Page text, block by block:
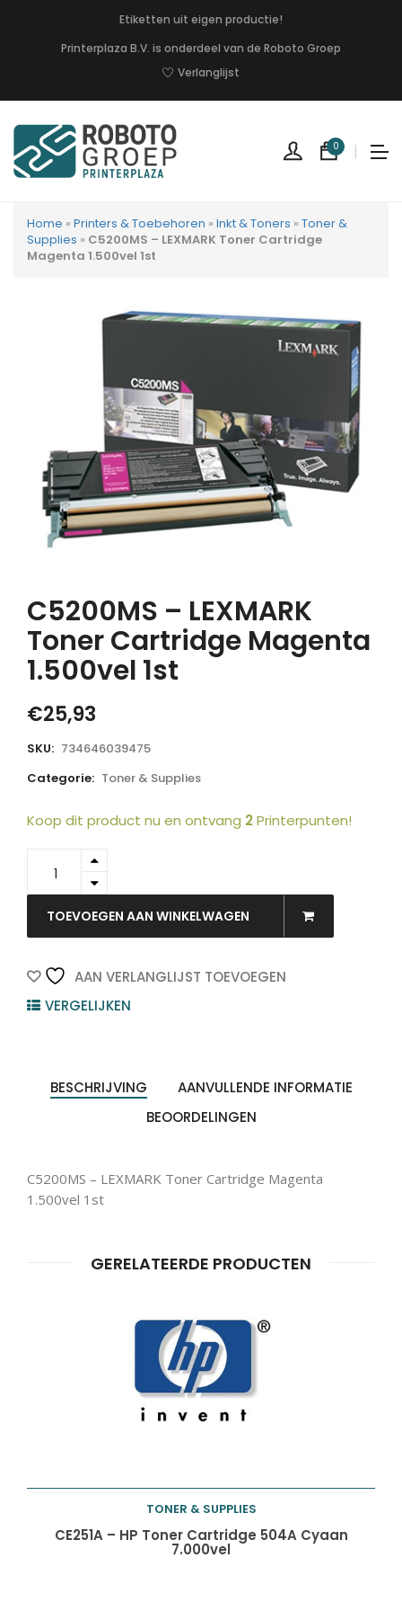
Etiketten uit eigen productie!
Printerplaza B.V. is onderdeel van de Roboto Groep
Verlanglijst
0
Geen
in
uw
Home » Printers & Toebehoren » Inkt & Toners » Toner &
Supplies » C5200MS – LEXMARK Toner Cartridge
Magenta 1.500vel 1st
C5200MS – LEXMARK
Toner Cartridge Magenta
1.500vel 1st
€25,93
SKU: 734646039475
Categorie: Toner & Supplies
Koop dit product nu en ontvang 2Printerpunten!
LEXMARK
Toner
Cartridge
1.500vel
quantity
TOEVOEGEN AAN WINKELWAGEN
AAN VERLANGLIJST TOEVOEGEN
VERGELIJKEN
BESCHRIJVING
AANVULLENDE INFORMATIE
BEOORDELINGEN
C5200MS – LEXMARK Toner Cartridge Magenta
1.500vel 1st
GERELATEERDE PRODUCTEN
Toevoegen aan
TONER & SUPPLIES
CE251A – HP Toner Cartridge 504A Cyaan
7.000vel